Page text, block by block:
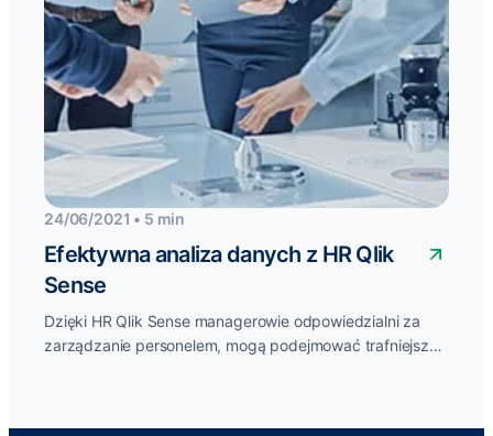
24/06/2021 • 5 min
Efektywna analiza danych z HR Qlik
Sense
Dzięki HR Qlik Sense managerowie odpowiedzialni za
zarządzanie personelem, mogą podejmować trafniejsze